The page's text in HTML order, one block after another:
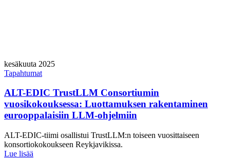
kesäkuuta 2025
Tapahtumat
ALT-EDIC TrustLLM Consortiumin
vuosikokouksessa: Luottamuksen rakentaminen
eurooppalaisiin LLM-ohjelmiin
ALT-EDIC-tiimi osallistui TrustLLM:n toiseen vuosittaiseen
konsortiokokoukseen Reykjavikissa.
Lue lisää